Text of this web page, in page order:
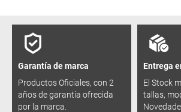
Garantía de marca
Productos Oficiales, con 2
años de garantía ofrecida
por la marca.
Entrega
El Stock
tallas,